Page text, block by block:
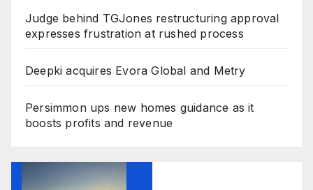
Judge behind TGJones restructuring approval
expresses frustration at rushed process
Deepki acquires Evora Global and Metry
Persimmon ups new homes guidance as it
boosts profits and revenue